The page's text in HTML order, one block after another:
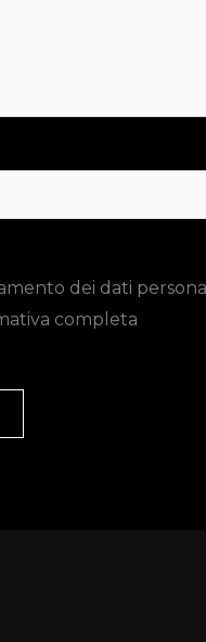
dei dati
completa